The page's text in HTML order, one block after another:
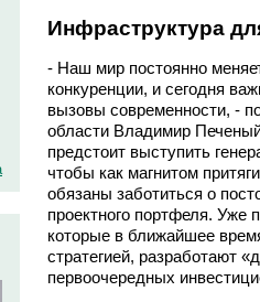
Инфраструктура
- Наш мир постоянно
конкуренции, и сегодня
вызовы современности, -
области Владимир
предстоит выступить
чтобы как магнитом
обязаны заботиться о
проектного портфеля. Уже
которые в ближайшее
стратегией, разработают
первоочередных